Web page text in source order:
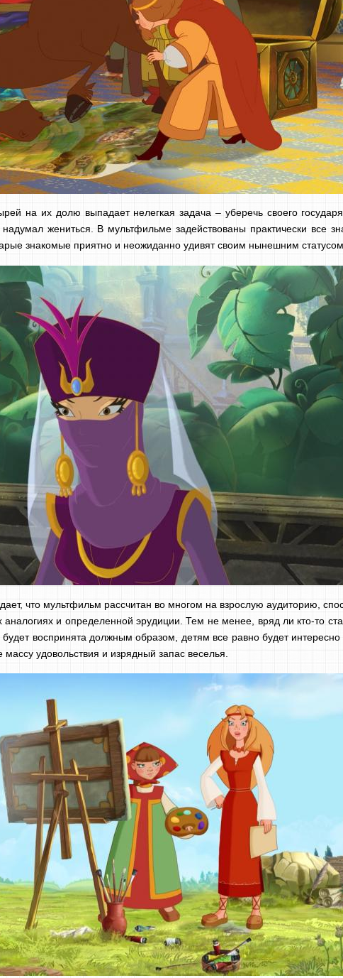
на их долю выпадает нелегкая задача – уберечь своего
жениться. В мультфильме задействованы практически все
знакомые приятно и неожиданно удивят своим нынешним
что мультфильм рассчитан во многом на взрослую аудиторию,
и определенной эрудиции. Тем не менее, вряд ли кто-то
воспринята должным образом, детям все равно будет интересно
удовольствия и изрядный запас веселья.